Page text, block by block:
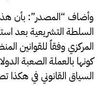
وأضاف “المصدر”: بأن
السلطة التشريعية بعد
المركزي وفقاً للقوانين
كونها بالعملة الصعبة
السياق القانوني في هكذا